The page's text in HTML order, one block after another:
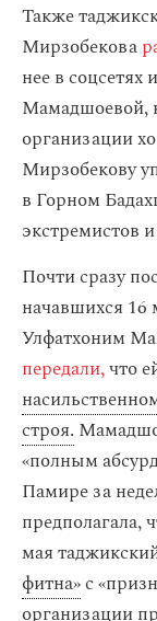
Также
Мирзобекова
нее в соцсетях
Мамадшоевой,
организации
Мирзобекову
в Горном
экстремистов
Почти сразу
начавшихся
Улфатхоним
передали,что
строя.
«полным
Памире за
предполагала,
мая
фитна»с
организации